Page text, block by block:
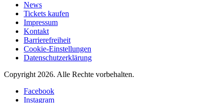
News
Tickets kaufen
Impressum
Kontakt
Barrierefreiheit
Cookie-Einstellungen
Datenschutzerklärung
Copyright 2026. Alle Rechte vorbehalten.
Facebook
Instagram